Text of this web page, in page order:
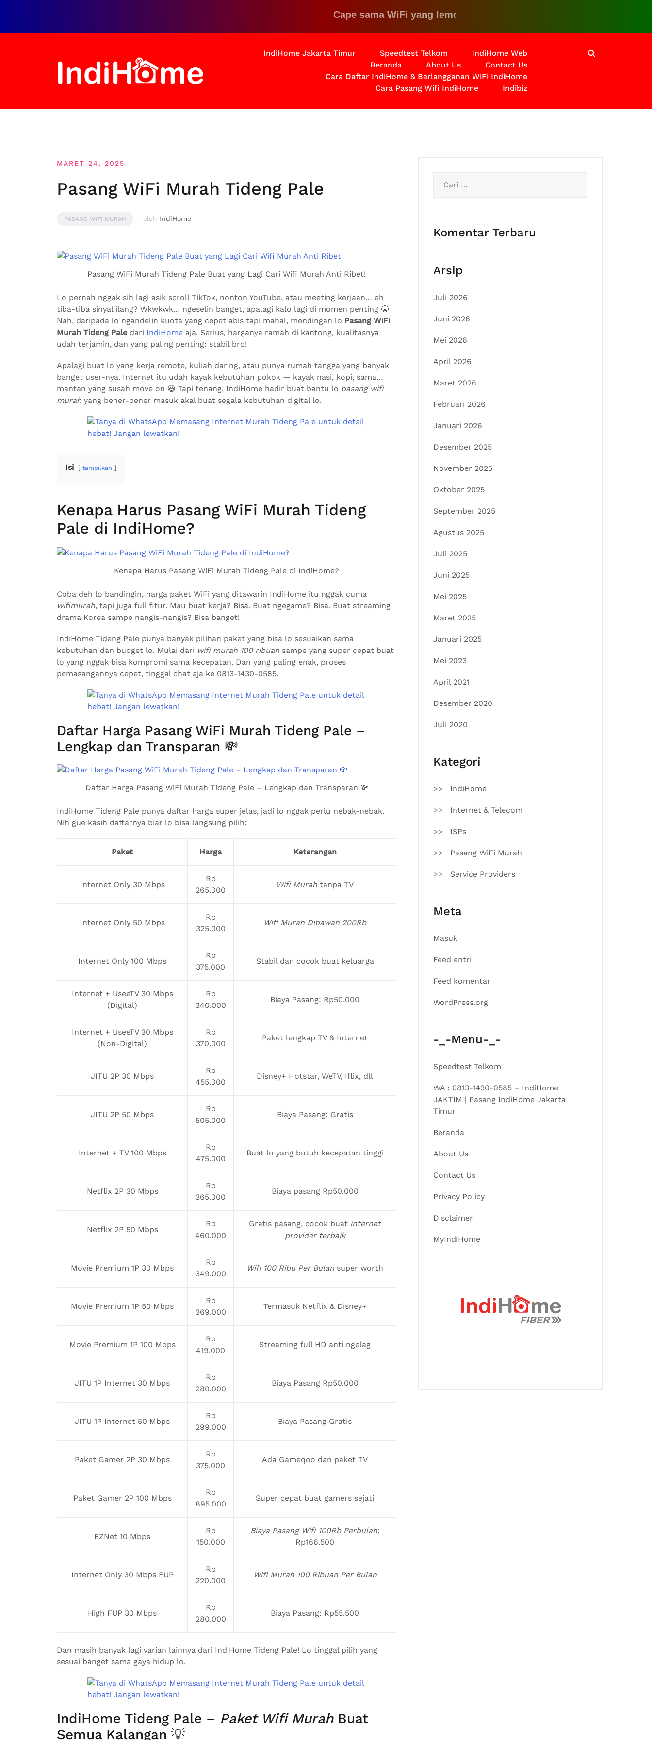
Cape sama WiFi yang lemot? Klik disini untuk solusinya
IndiHome Jakarta Timur Speedtest Telkom
IndiHome Web
Beranda
About Us
Contact Us
Cara Daftar IndiHome & Berlangganan WiFi IndiHome
Cara Pasang Wifi IndiHome
Indibiz
MARET 24, 2025
Pasang WiFi Murah Tideng Pale
PASANG WIFI MURAH oleh IndiHome
Pasang WiFi Murah Tideng Pale Buat yang Lagi Cari Wifi Murah Anti Ribet!
Lo pernah nggak sih lagi asik scroll TikTok, nonton YouTube, atau meeting kerjaan… eh
tiba-tiba sinyal ilang? Wkwkwk… ngeselin banget, apalagi kalo lagi di momen penting 😤
Nah, daripada lo ngandelin kuota yang cepet abis tapi mahal, mendingan lo Pasang WiFi
Murah Tideng Pale dari IndiHome aja. Serius, harganya ramah di kantong, kualitasnya
udah terjamin, dan yang paling penting: stabil bro!
Apalagi buat lo yang kerja remote, kuliah daring, atau punya rumah tangga yang banyak
banget user-nya. Internet itu udah kayak kebutuhan pokok — kayak nasi, kopi, sama…
mantan yang susah move on 😆 Tapi tenang, IndiHome hadir buat bantu lo pasang wifi
murah yang bener-bener masuk akal buat segala kebutuhan digital lo.
Isi tampilkan
Kenapa Harus Pasang WiFi Murah Tideng
Pale di IndiHome?
Kenapa Harus Pasang WiFi Murah Tideng Pale di IndiHome?
Coba deh lo bandingin, harga paket WiFi yang ditawarin IndiHome itu nggak cuma
wifimurah, tapi juga full fitur. Mau buat kerja? Bisa. Buat ngegame? Bisa. Buat streaming
drama Korea sampe nangis-nangis? Bisa banget!
IndiHome Tideng Pale punya banyak pilihan paket yang bisa lo sesuaikan sama
kebutuhan dan budget lo. Mulai dari wifi murah 100 ribuan sampe yang super cepat buat
lo yang nggak bisa kompromi sama kecepatan. Dan yang paling enak, proses
pemasangannya cepet, tinggal chat aja ke 0813-1430-0585.
Daftar Harga Pasang WiFi Murah Tideng Pale –
Lengkap dan Transparan 💸
Daftar Harga Pasang WiFi Murah Tideng Pale – Lengkap dan Transparan 💸
IndiHome Tideng Pale punya daftar harga super jelas, jadi lo nggak perlu nebak-nebak.
Nih gue kasih daftarnya biar lo bisa langsung pilih:
Paket Harga Keterangan
Internet Only 30 Mbps
Rp
265.000
Wifi Murah tanpa TV
Internet Only 50 Mbps
Rp
325.000
Wifi Murah Dibawah 200Rb
Internet Only 100 Mbps
Rp
375.000
Stabil dan cocok buat keluarga
Internet + UseeTV 30 Mbps
(Digital)
Rp
340.000
Biaya Pasang: Rp50.000
Internet + UseeTV 30 Mbps
(Non-Digital)
Rp
370.000
Paket lengkap TV & Internet
JITU 2P 30 Mbps
Rp
455.000
Disney+ Hotstar, WeTV, Iflix, dll
JITU 2P 50 Mbps
Rp
505.000
Biaya Pasang: Gratis
Internet + TV 100 Mbps
Rp
475.000
Buat lo yang butuh kecepatan tinggi
Netflix 2P 30 Mbps
Rp
365.000
Biaya pasang Rp50.000
Netflix 2P 50 Mbps
Rp
460.000
Gratis pasang, cocok buat internet
provider terbaik
Movie Premium 1P 30 Mbps
Rp
349.000
Wifi 100 Ribu Per Bulan super worth
Movie Premium 1P 50 Mbps
Rp
369.000
Termasuk Netflix & Disney+
Movie Premium 1P 100 Mbps
Rp
419.000
Streaming full HD anti ngelag
JITU 1P Internet 30 Mbps
Rp
280.000
Biaya Pasang Rp50.000
JITU 1P Internet 50 Mbps
Rp
299.000
Biaya Pasang Gratis
Paket Gamer 2P 30 Mbps
Rp
375.000
Ada Gameqoo dan paket TV
Paket Gamer 2P 100 Mbps
Rp
895.000
Super cepat buat gamers sejati
EZNet 10 Mbps
Rp
150.000
Biaya Pasang Wifi 100Rb Perbulan:
Rp166.500
Internet Only 30 Mbps FUP
Rp
220.000
Wifi Murah 100 Ribuan Per Bulan
High FUP 30 Mbps
Rp
280.000
Biaya Pasang: Rp55.500
Dan masih banyak lagi varian lainnya dari IndiHome Tideng Pale! Lo tinggal pilih yang
sesuai banget sama gaya hidup lo.
IndiHome Tideng Pale – Paket Wifi MurahBuat
Semua Kalangan 💡
untuk:
Komentar Terbaru
Arsip
Juli 2026
Juni 2026
Mei 2026
April 2026
Maret 2026
Februari 2026
Januari 2026
Desember 2025
November 2025
Oktober 2025
September 2025
Agustus 2025
Juli 2025
Juni 2025
Mei 2025
Maret 2025
Januari 2025
Mei 2023
April 2021
Desember 2020
Juli 2020
Kategori
IndiHome
Internet & Telecom
ISPs
Pasang WiFi Murah
Service Providers
Meta
Masuk
Feed entri
Feed komentar
WordPress.org
-_-Menu-_-
Speedtest Telkom
WA : 0813-1430-0585 – IndiHome
JAKTIM | Pasang IndiHome Jakarta
Timur
Beranda
About Us
Contact Us
Privacy Policy
Disclaimer
MyIndiHome